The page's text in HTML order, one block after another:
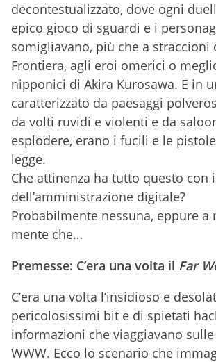
decontestualizzato, dove ogni
epico gioco di sguardi e i
somigliavano, più che a straccioni
Frontiera, agli eroi omerici o
nipponici di Akira Kurosawa. E in
caratterizzato da paesaggi
da volti ruvidi e violenti e da
esplodere, erano i fucili e le
legge.
Che attinenza ha tutto questo con
dell’amministrazione digitale?
Probabilmente nessuna, eppure a
mente che…
Premesse: C’era una volta il Far
C’era una volta l’insidioso e
pericolosissimi bit e di spietati
informazioni che viaggiavano
WWW. Ecco lo scenario che